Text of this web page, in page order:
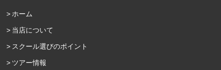
ホーム
当店について
スクール選びのポイント
ツアー情報